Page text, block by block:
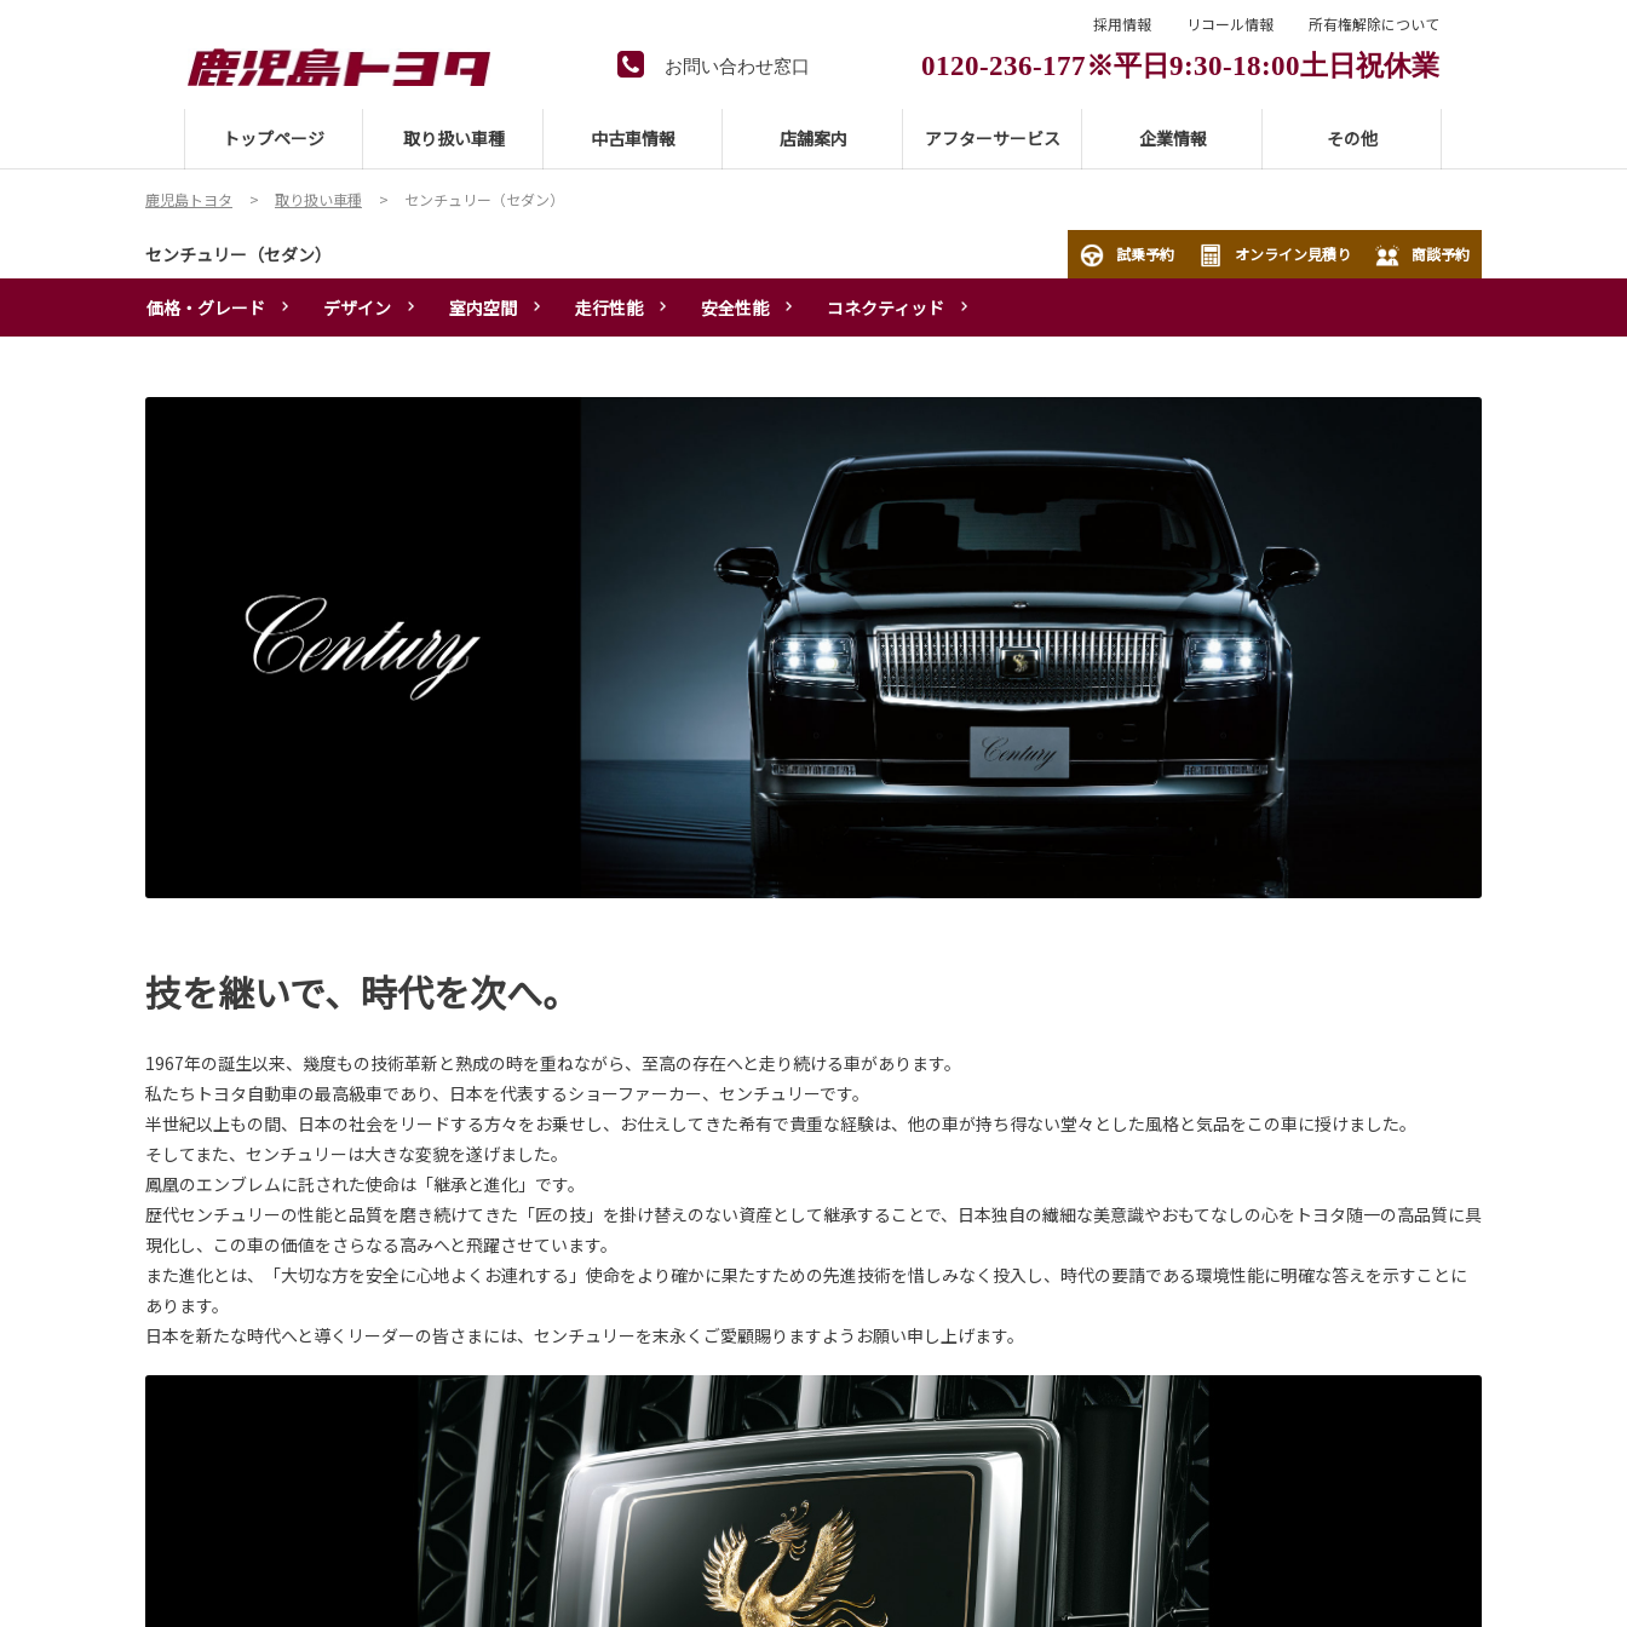
お問い合わせ窓口 0120-236-177※平日9:30-18:00土日祝休業
安心サポートサービス
（24時間365日）
0120-099-036
トップページ 取り扱い車種 中古車情報 店舗案内 アフターサービス 企業情報 その他
採用情報 リコール情報 所有権解除について
鹿児島トヨタ 取り扱い車種 センチュリー（セダン）
センチュリー（セダン） 試乗予約 オンライン見積り 商談予約
価格・グレード デザイン 室内空間 走行性能 安全性能 コネクティッド
技を継いで、時代を次へ。
1967年の誕生以来、幾度もの技術革新と熟成の時を重ねながら、至高の存在へと走り続ける車があります。
私たちトヨタ自動車の最高級車であり、日本を代表するショーファーカー、センチュリーです。
半世紀以上もの間、日本の社会をリードする方々をお乗せし、お仕えしてきた希有で貴重な経験は、他の車が持ち得ない堂々とした風格と気品をこの車に授けました。
そしてまた、センチュリーは大きな変貌を遂げました。
鳳凰のエンブレムに託された使命は「継承と進化」です。
歴代センチュリーの性能と品質を磨き続けてきた「匠の技」を掛け替えのない資産として継承することで、日本独自の繊細な美意識やおもてなしの心をトヨタ随一の高品質に具
現化し、この車の価値をさらなる高みへと飛躍させています。
また進化とは、「大切な方を安全に心地よくお連れする」使命をより確かに果たすための先進技術を惜しみなく投入し、時代の要請である環境性能に明確な答えを示すことに
あります。
日本を新たな時代へと導くリーダーの皆さまには、センチュリーを末永くご愛顧賜りますようお願い申し上げます。